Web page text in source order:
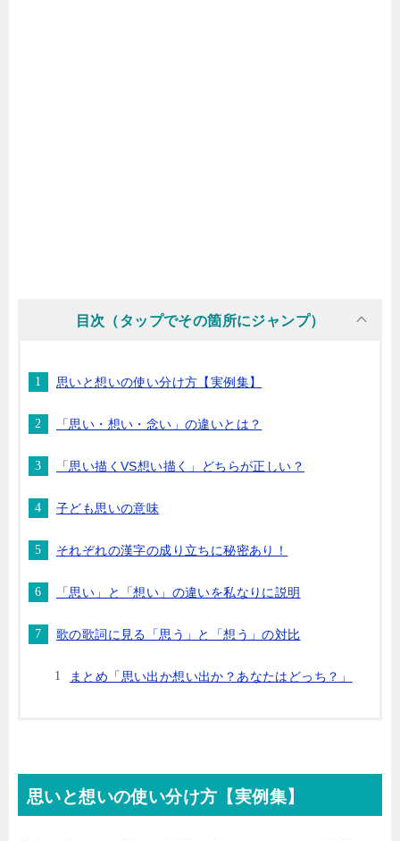
目次（タップでその箇所にジャンプ）
思いと想いの使い分け方【実例集】
「思い・想い・念い」の違いとは？
「思い描くVS想い描く」どちらが正しい？
子ども思いの意味
それぞれの漢字の成り立ちに秘密あり！
「思い」と「想い」の違いを私なりに説明
歌の歌詞に見る「思う」と「想う」の対比
まとめ「思い出か想い出か？あなたはどっち？」
思いと想いの使い分け方【実例集】